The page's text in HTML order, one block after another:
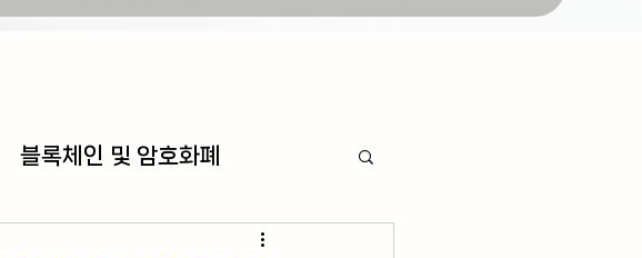
블록체인 및 암호화폐
초간단 요리 레시피